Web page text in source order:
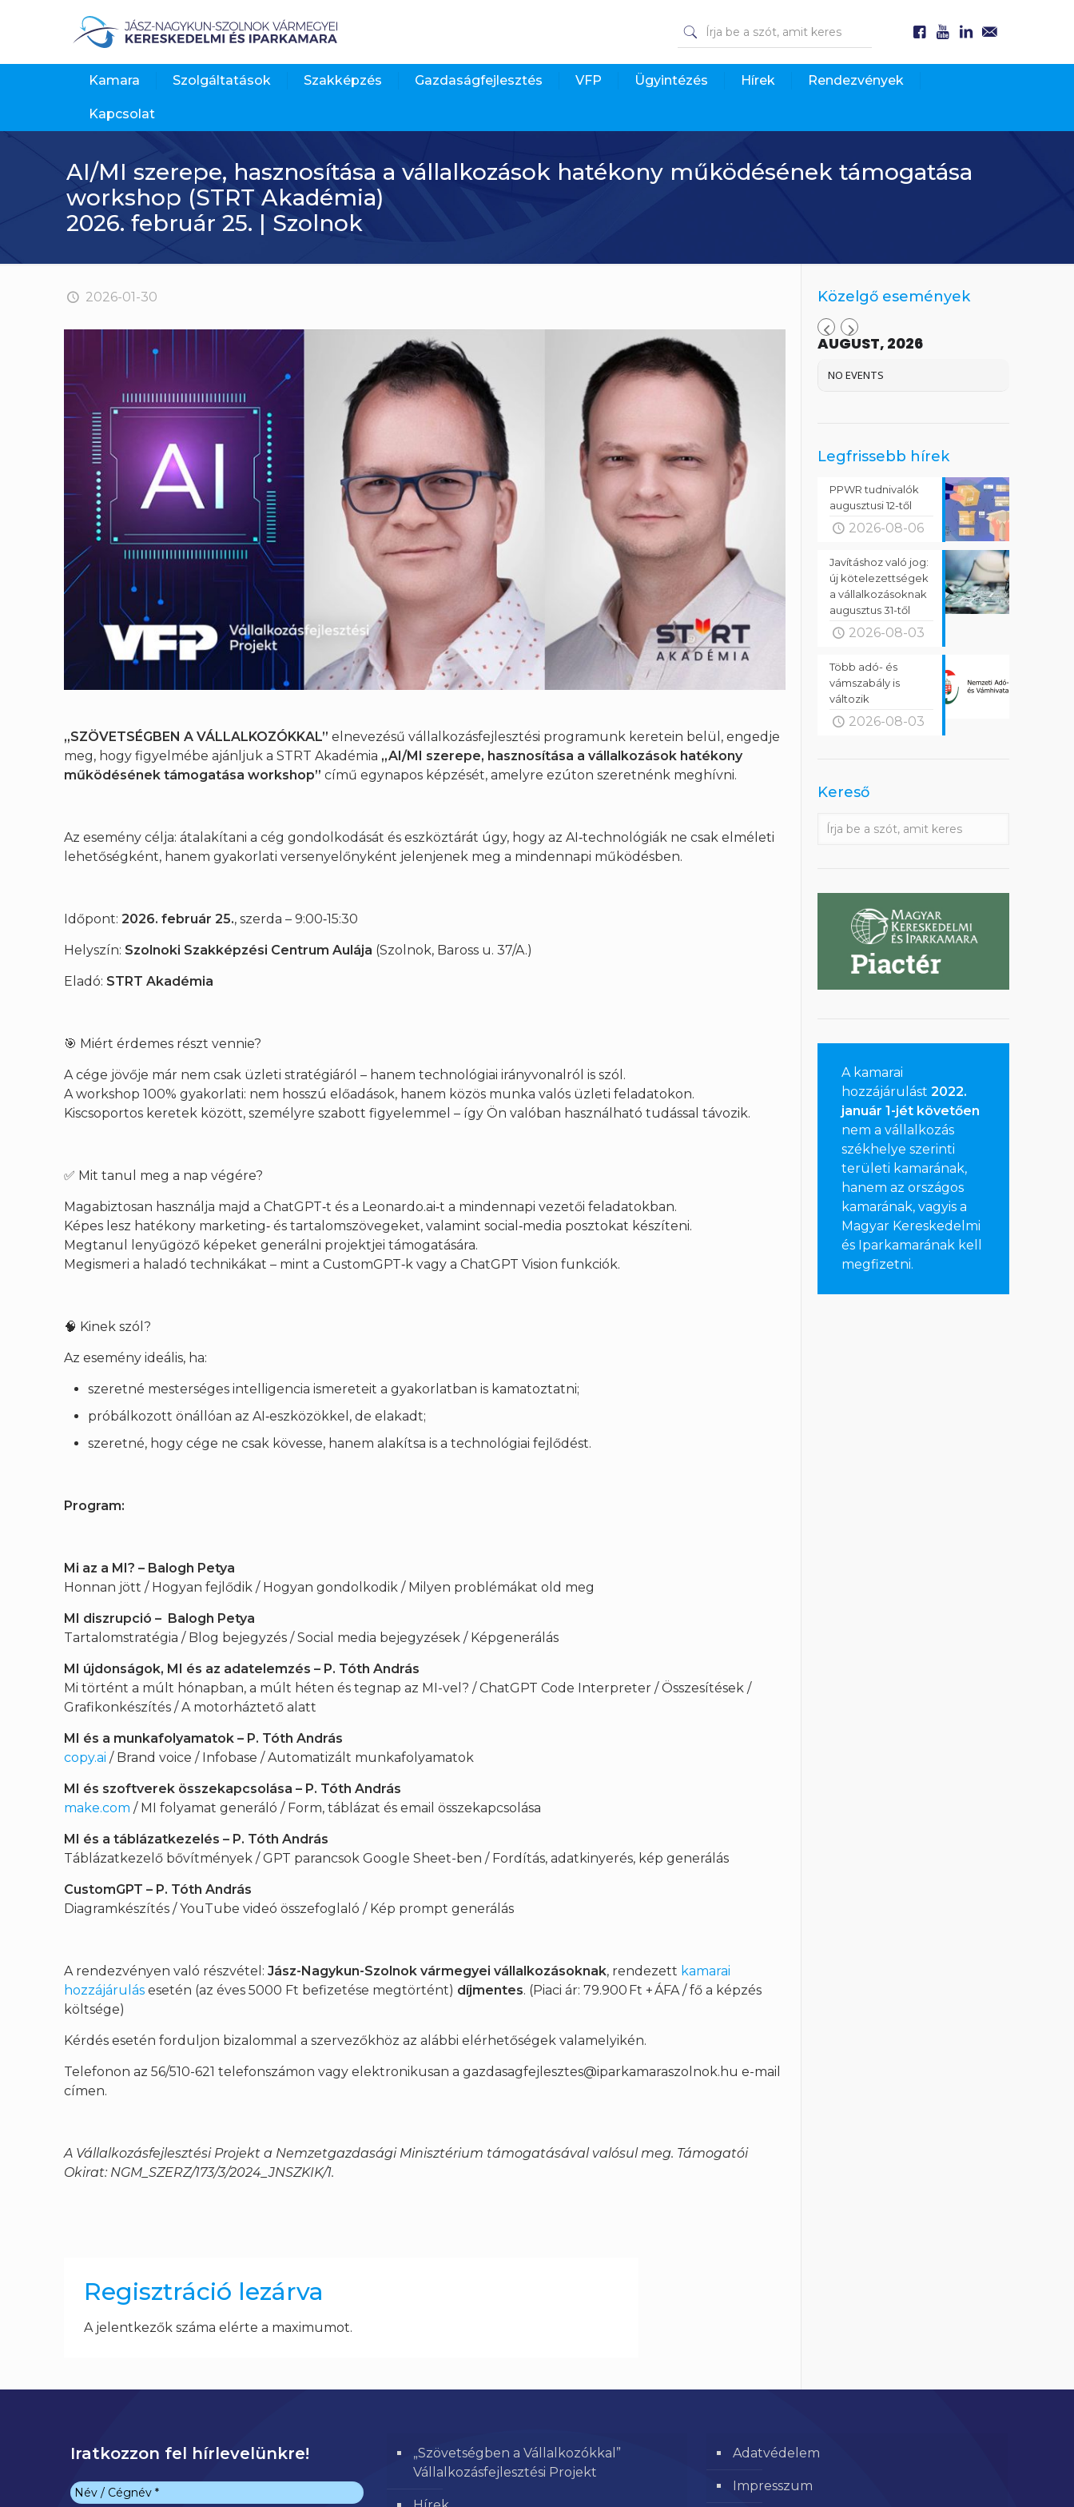
Kamara Szolgáltatások Szakképzés Gazdaságfejlesztés VFP Ügyintézés Hírek Rendezvények
Kapcsolat
AI/MI szerepe, hasznosítása a vállalkozások hatékony működésének támogatása
workshop (STRT Akadémia)
2026. február 25. | Szolnok
2026-01-30
„SZÖVETSÉGBEN A VÁLLALKOZÓKKAL” elnevezésű vállalkozásfejlesztési programunk keretein belül, engedje
meg, hogy figyelmébe ajánljuk a STRT Akadémia „AI/MI szerepe, hasznosítása a vállalkozások hatékony
működésének támogatása workshop” című egynapos képzését, amelyre ezúton szeretnénk meghívni.
Az esemény célja: átalakítani a cég gondolkodását és eszköztárát úgy, hogy az AI‑technológiák ne csak elméleti
lehetőségként, hanem gyakorlati versenyelőnyként jelenjenek meg a mindennapi működésben.
Időpont:2026. február 25., szerda – 9:00‑15:30
Helyszín: Szolnoki Szakképzési Centrum Aulája (Szolnok, Baross u. 37/A.)
Eladó: STRT Akadémia
🎯 Miért érdemes részt vennie?
A cége jövője már nem csak üzleti stratégiáról – hanem technológiai irányvonalról is szól.
A workshop 100% gyakorlati: nem hosszú előadások, hanem közös munka valós üzleti feladatokon.
Kiscsoportos keretek között, személyre szabott figyelemmel – így Ön valóban használható tudással távozik.
✅ Mit tanul meg a nap végére?
Magabiztosan használja majd a ChatGPT‑t és a Leonardo.ai‑t a mindennapi vezetői feladatokban.
Képes lesz hatékony marketing‑ és tartalomszövegeket, valamint social‑media posztokat készíteni.
Megtanul lenyűgöző képeket generálni projektjei támogatására.
Megismeri a haladó technikákat – mint a CustomGPT‑k vagy a ChatGPT Vision funkciók.
🧠 Kinek szól?
Az esemény ideális, ha:
szeretné mesterséges intelligencia ismereteit a gyakorlatban is kamatoztatni;
próbálkozott önállóan az AI‑eszközökkel, de elakadt;
szeretné, hogy cége ne csak kövesse, hanem alakítsa is a technológiai fejlődést.
Program:
Mi az a MI? – Balogh Petya
Honnan jött / Hogyan fejlődik / Hogyan gondolkodik / Milyen problémákat old meg
MI diszrupció – Balogh Petya
Tartalomstratégia / Blog bejegyzés / Social media bejegyzések / Képgenerálás
MI újdonságok, MI és az adatelemzés – P. Tóth András
Mi történt a múlt hónapban, a múlt héten és tegnap az MI-vel? / ChatGPT Code Interpreter / Összesítések /
Grafikonkészítés / A motorháztető alatt
MI és a munkafolyamatok – P. Tóth András
copy.ai / Brand voice / Infobase / Automatizált munkafolyamatok
MI és szoftverek összekapcsolása – P. Tóth András
make.com / MI folyamat generáló / Form, táblázat és email összekapcsolása
MI és a táblázatkezelés – P. Tóth András
Táblázatkezelő bővítmények / GPT parancsok Google Sheet-ben / Fordítás, adatkinyerés, kép generálás
CustomGPT – P. Tóth András
Diagramkészítés / YouTube videó összefoglaló / Kép prompt generálás
A rendezvényen való részvétel:Jász-Nagykun-Szolnok vármegyei vállalkozásoknak, rendezett kamarai
hozzájárulás esetén (az éves 5000 Ft befizetése megtörtént) díjmentes. (Piaci ár: 79.900 Ft + ÁFA / fő a képzés
költsége)
Kérdés esetén forduljon bizalommal a szervezőkhöz az alábbi elérhetőségek valamelyikén.
Telefonon az 56/510-621 telefonszámon vagy elektronikusan a gazdasagfejlesztes@iparkamaraszolnok.hu e-mail
címen.
A Vállalkozásfejlesztési Projekt a Nemzetgazdasági Minisztérium támogatásával valósul meg. Támogatói
Okirat: NGM_SZERZ/173/3/2024_JNSZKIK/1.
Regisztráció lezárva
A jelentkezők száma elérte a maximumot.
Közelgő események
AUGUST, 2026
NO EVENTS
Legfrissebb hírek
PPWR tudnivalók
augusztusi 12-től
2026-08-06
Javításhoz való jog:
új kötelezettségek
a vállalkozásoknak
augusztus 31-től
2026-08-03
Több adó- és
vámszabály is
változik
2026-08-03
Kereső
A kamarai
hozzájárulást 2022.
január 1-jét követően
nem a vállalkozás
székhelye szerinti
területi kamarának,
hanem az országos
kamarának, vagyis a
Magyar Kereskedelmi
és Iparkamarának kell
megfizetni.
Iratkozzon fel hírlevelünkre!
„Szövetségben a Vállalkozókkal”
Vállalkozásfejlesztési Projekt
Adatvédelem
Impresszum